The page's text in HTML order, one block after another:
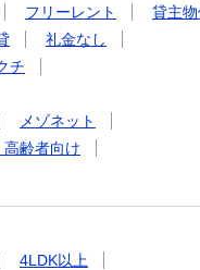
フリーレント
貸主
礼金なし
チ
メゾネット
高齢者向け
4LDK以上